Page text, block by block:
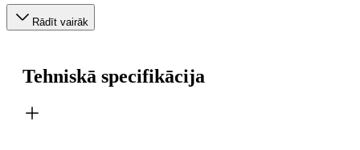
Rādīt vairāk
Tehniskā specifikācija